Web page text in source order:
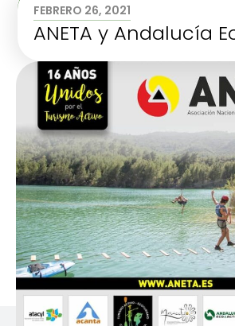
FEBRERO 26, 2021
ANETA y Andalucía